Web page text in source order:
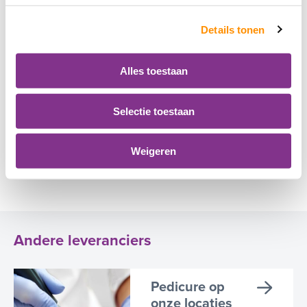
Details tonen
Alles toestaan
Selectie toestaan
Weigeren
Alle diensten
Alle activiteiten
Andere leveranciers
Pedicure op